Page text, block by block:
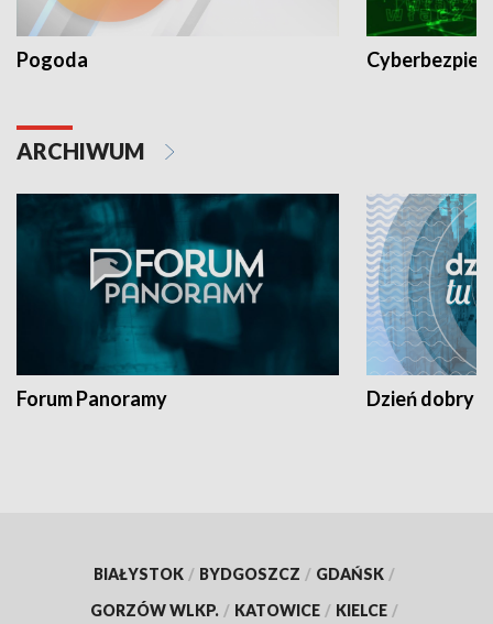
Pogoda
ARCHIWUM
Forum Panoramy Dzień dobry
BIAŁYSTOK / BYDGOSZCZ / GDAŃSK /
GORZÓW WLKP. / KATOWICE / KIELCE /